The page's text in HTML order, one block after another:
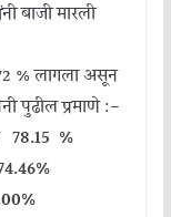
बाजी मारली
% लागला असून
पुढील प्रमाणे :-
78.15 %